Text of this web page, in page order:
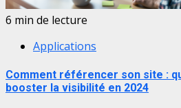
6 min de lecture
Applications
Comment référencer son site :
booster la visibilité en 2024